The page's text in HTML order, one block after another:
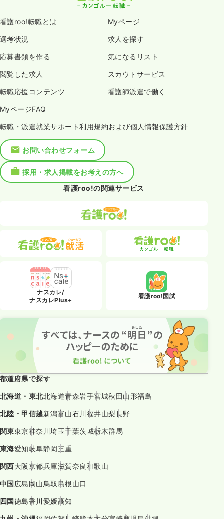
看護roo!転職とは Myページ
選考状況 求人を探す
応募書類を作る 気になるリスト
閲覧した求人 スカウトサービス
転職応援コンテンツ 看護師派遣で働く
MyページFAQ
転職・派遣就業サポート利用規約および個人情報保護方針
お問い合わせフォーム
採用・求人掲載をお考えの方へ
看護roo!の関連サービス
ナスカレ/
ナスカレPlus+
看護roo!国試
都道府県で探す
北海道・東北北海道青森岩手宮城秋田山形福島
北陸・甲信越新潟富山石川福井山梨長野
関東東京神奈川埼玉千葉茨城栃木群馬
東海愛知岐阜静岡三重
関西大阪京都兵庫滋賀奈良和歌山
中国広島岡山鳥取島根山口
四国徳島香川愛媛高知